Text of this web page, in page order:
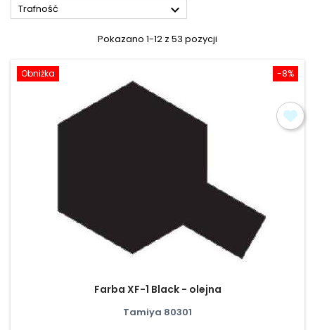
Trafność 
Pokazano 1-12 z 53 pozycji
-8%
Obniżka
Farba XF-1 Black - olejna
Tamiya 80301